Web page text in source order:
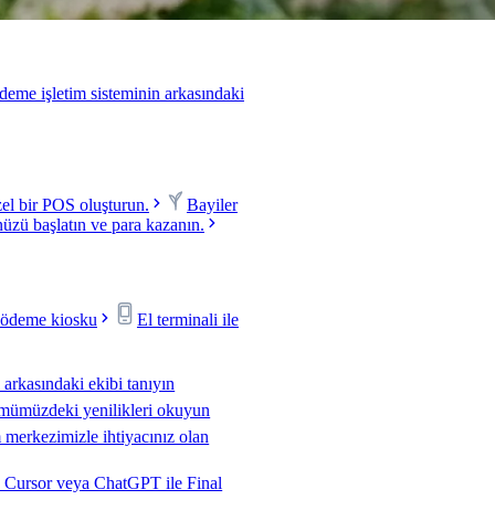
işletim sisteminin arkasındaki
bir POS oluşturun.
Bayiler
başlatın ve para kazanın.
kiosku El terminali ile
ekibi tanıyın
yenilikleri okuyun
merkezimizle ihtiyacınız olan
Cursor veya ChatGPT ile Final